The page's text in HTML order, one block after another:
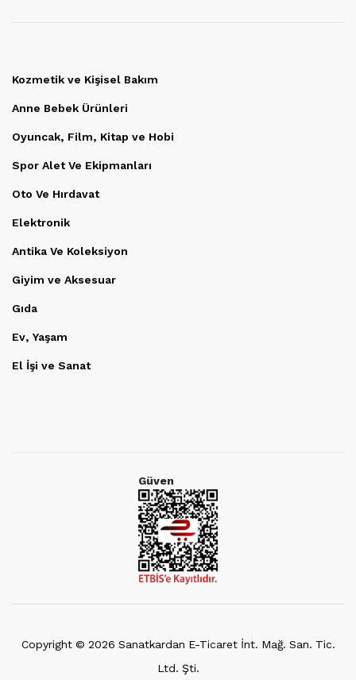
Kozmetik ve Kişisel Bakım
Anne Bebek Ürünleri
Oyuncak, Film, Kitap ve Hobi
Spor Alet Ve Ekipmanları
Oto Ve Hırdavat
Elektronik
Antika Ve Koleksiyon
Giyim ve Aksesuar
Gıda
Ev, Yaşam
El İşi ve Sanat
Güven
Copyright © 2026 Sanatkardan E-Ticaret İnt. Mağ. San. Tic.
Ltd. Şti.